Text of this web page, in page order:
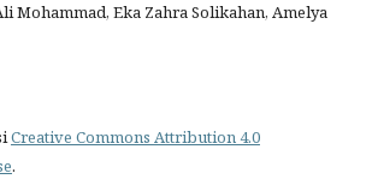
Mohammad, Eka Zahra Solikahan, Amelya
Creative Commons Attribution 4.0
.